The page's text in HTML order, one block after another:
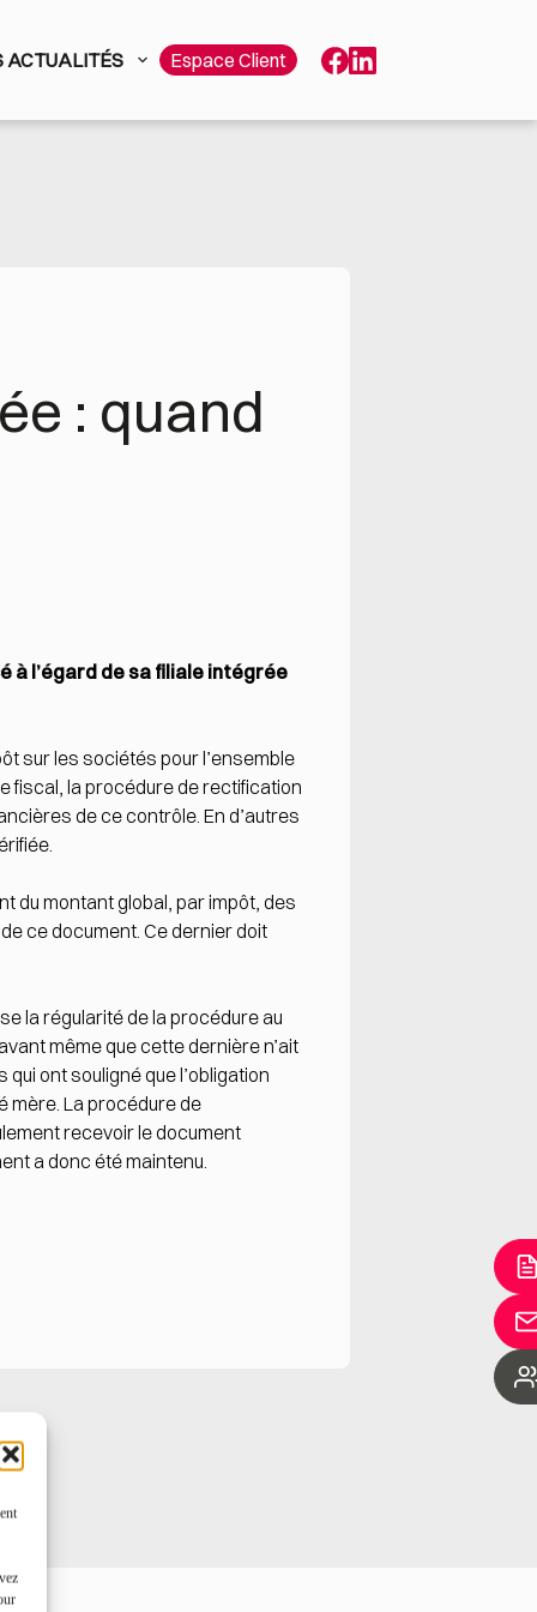
ACTUALITÉS Espace Client
: quand
à l’égard de sa filiale intégrée
sur les sociétés pour l’ensemble
fiscal, la procédure de rectification
de ce contrôle. En d’autres
du montant global, par impôt, des
ce document. Ce dernier doit
la régularité de la procédure au
même que cette dernière n’ait
ont souligné que l’obligation
mère. La procédure de
recevoir le document
a donc été maintenu.